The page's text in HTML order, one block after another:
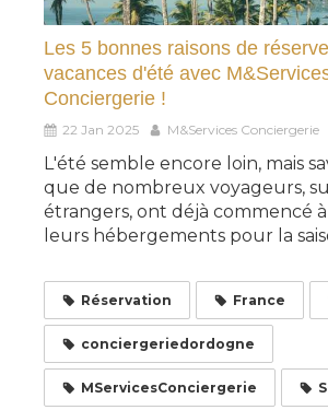
Les 5 bonnes raisons de
vacances d'été avec
Conciergerie !
22 Jan 2025 M&Services Conciergerie
L'été semble encore loin, mais
que de nombreux voyageurs,
étrangers, ont déjà commencé
leurs hébergements pour la
Réservation France
conciergeriedordogne
MServicesConciergerie